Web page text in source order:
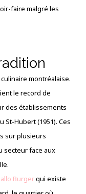
faire malgré les
montréalaise.
le record de
des établissements
St-Hubert (1951). Ces
sur plusieurs
secteur face aux
Burgerqui existe